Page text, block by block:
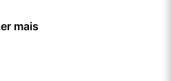
mais